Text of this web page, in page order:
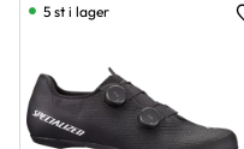
5 st i lager